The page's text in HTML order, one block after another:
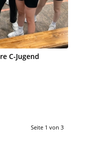
C-Jugend
Seite 1 von 3